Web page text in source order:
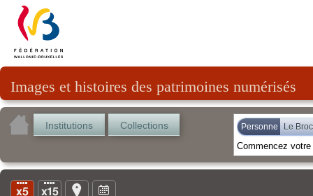
Images et histoires des patrimoines numérisés
Institutions Collections Personne Le